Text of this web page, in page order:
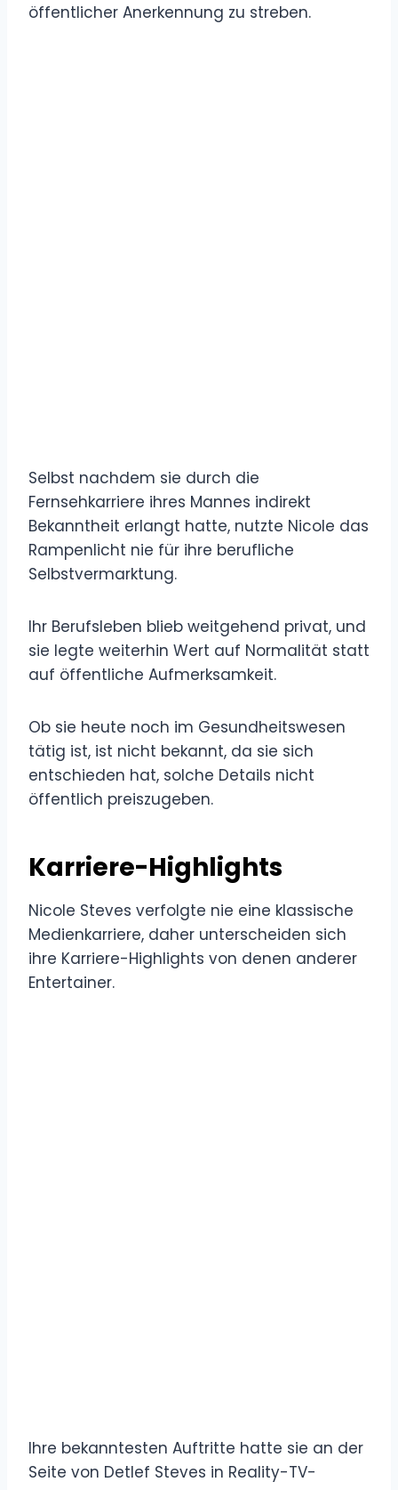
öffentlicher Anerkennung zu streben.
Selbst nachdem sie durch die
Fernsehkarriere ihres Mannes indirekt
Bekanntheit erlangt hatte, nutzte Nicole das
Rampenlicht nie für ihre berufliche
Selbstvermarktung.
Ihr Berufsleben blieb weitgehend privat, und
sie legte weiterhin Wert auf Normalität statt
auf öffentliche Aufmerksamkeit.
Ob sie heute noch im Gesundheitswesen
tätig ist, ist nicht bekannt, da sie sich
entschieden hat, solche Details nicht
öffentlich preiszugeben.
Karriere-Highlights
Nicole Steves verfolgte nie eine klassische
Medienkarriere, daher unterscheiden sich
ihre Karriere-Highlights von denen anderer
Entertainer.
Ihre bekanntesten Auftritte hatte sie an der
Seite von Detlef Steves in Reality-TV-